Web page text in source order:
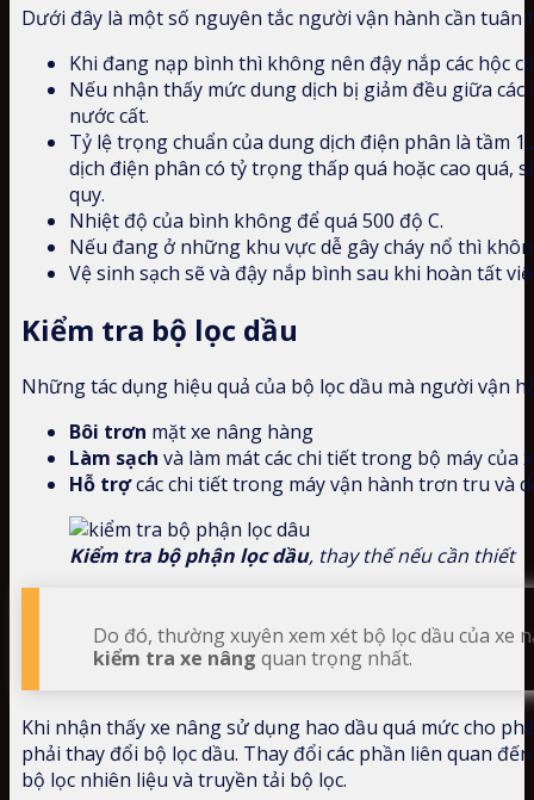
Dưới đây là một số nguyên tắc người vận hành cần tuân
Khi đang nạp bình thì không nên đậy nắp các hộc
Nếu nhận thấy mức dung dịch bị giảm đều giữa
nước cất.
Tỷ lệ trọng chuẩn của dung dịch điện phân là tầm
dịch điện phân có tỷ trọng thấp quá hoặc cao quá,
quy.
Nhiệt độ của bình không để quá 500 độ C.
Nếu đang ở những khu vực dễ gây cháy nổ thì
Vệ sinh sạch sẽ và đậy nắp bình sau khi hoàn tất
Kiểm tra bộ lọc dầu
Những tác dụng hiệu quả của bộ lọc dầu mà người vận
Bôi trơn mặt xe nâng hàng
Làm sạch và làm mát các chi tiết trong bộ máy của
Hỗ trợcác chi tiết trong máy vận hành trơn tru và
Kiểm tra bộ phận lọc dầu, thay thế nếu cần thiết
Do đó, thường xuyên xem xét bộ lọc dầu của
kiểm tra xe nâng quan trọng nhất.
Khi nhận thấy xe nâng sử dụng hao dầu quá mức cho
phải thay đổi bộ lọc dầu. Thay đổi các phần liên quan
bộ lọc nhiên liệu và truyền tải bộ lọc.